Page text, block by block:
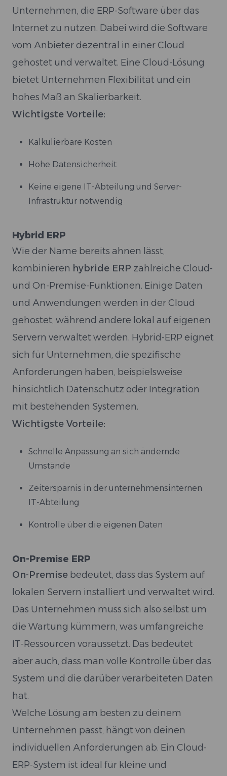
Unternehmen, die ERP-Software über das
Internet zu nutzen. Dabei wird die Software
vom Anbieter dezentral in einer Cloud
gehostet und verwaltet. Eine Cloud-Lösung
bietet Unternehmen Flexibilität und ein
hohes Maß an Skalierbarkeit.
Wichtigste Vorteile:
Kalkulierbare Kosten
Hohe Datensicherheit
Keine eigene IT-Abteilung und Server-
Infrastruktur notwendig
Hybrid ERP
Wie der Name bereits ahnen lässt,
kombinieren hybride ERP zahlreiche Cloud-
und On-Premise-Funktionen. Einige Daten
und Anwendungen werden in der Cloud
gehostet, während andere lokal auf eigenen
Servern verwaltet werden. Hybrid-ERP eignet
sich für Unternehmen, die spezifische
Anforderungen haben, beispielsweise
hinsichtlich Datenschutz oder Integration
mit bestehenden Systemen.
Wichtigste Vorteile:
Schnelle Anpassung an sich ändernde
Umstände
Zeitersparnis in der unternehmensinternen
IT-Abteilung
Kontrolle über die eigenen Daten
On-Premise ERP
On-Premise bedeutet, dass das System auf
lokalen Servern installiert und verwaltet wird.
Das Unternehmen muss sich also selbst um
die Wartung kümmern, was umfangreiche
IT-Ressourcen voraussetzt. Das bedeutet
aber auch, dass man volle Kontrolle über das
System und die darüber verarbeiteten Daten
hat.
Welche Lösung am besten zu deinem
Unternehmen passt, hängt von deinen
individuellen Anforderungen ab. Ein Cloud-
ERP-System ist ideal für kleine und